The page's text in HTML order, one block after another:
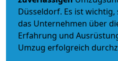
Düsseldorf. Es ist
das Unternehmen über
Erfahrung und
Umzug erfolgreich